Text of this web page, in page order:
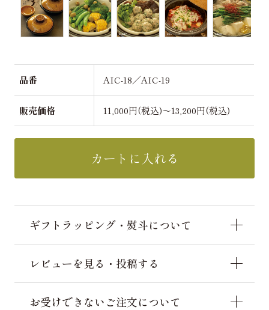
品番 AIC-18／AIC-19
販売価格 11,000円(税込)～13,200円(税込)
カートに入れる
ギフトラッピング・熨斗について
レビューを見る・投稿する
お受けできないご注文について